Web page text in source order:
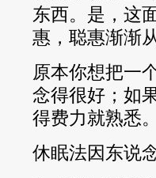
东西。是，这
惠，聪惠渐渐
原本你想把一
念得很好；如
得费力就熟悉。
休眠法因东说